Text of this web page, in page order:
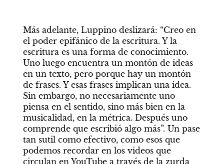
Más adelante, Luppino deslizará: “Creo en
el poder epifánico de la escritura. Y la
escritura es una forma de conocimiento.
Uno luego encuentra un montón de ideas
en un texto, pero porque hay un montón
de frases. Y esas frases implican una idea.
Sin embargo, no necesariamente uno
piensa en el sentido, sino más bien en la
musicalidad, en la métrica. Después uno
comprende que escribió algo más”. Un pase
tan sutil como efectivo, como esos que
podemos recordar en los videos que
circulan en YouTube a través de la zurda